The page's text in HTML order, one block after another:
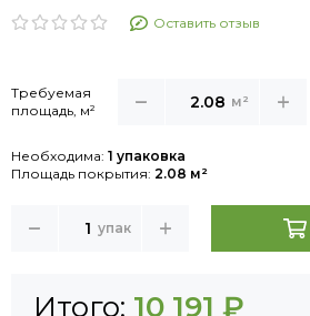
Оставить отзыв
Требуемая
площадь, м²
м²
Необходима: 1 упаковка
Площадь покрытия: 2.08 м²
упак
Итого: 10 191 ₽